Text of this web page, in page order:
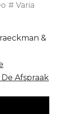
Varia
&
Afspraak